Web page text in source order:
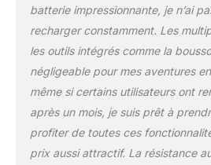
aux
l’eau
les
pour
plein air.
Pouces
batterie impressionnante, je n’ai
recharger constamment. Les
les outils intégrés comme la
négligeable pour mes aventures
même si certains utilisateurs ont
après un mois, je suis prêt à
profiter de toutes ces
prix aussi attractif. La résistance